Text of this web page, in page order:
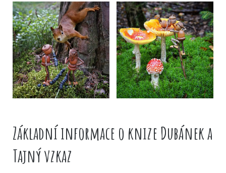
Základní informace o knize Dubánek a
Tajný vzkaz